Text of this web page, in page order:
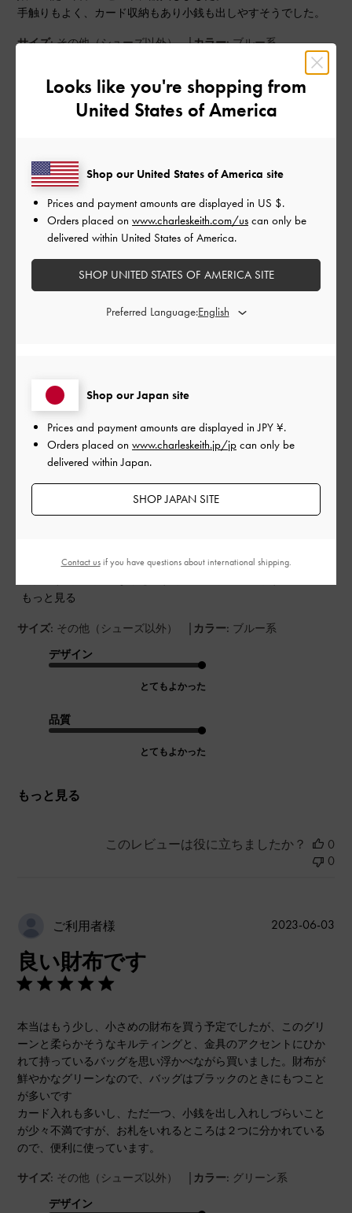
手触りもよく、カード収納もあり小銭も出しやすそうでした。
サイズ: その他（シューズ以外） |カラー: ブルー系
とてもよかった
もっと見る
このレビューは役に立ちましたか？
キルティングの柔らかそうな感じと金具のアクセントに魅かれ
て、グリーンとネイビーを買いました。ネイビーはいろいろな
的に小銭の出し入れが少々、しづらいところが惜しいかと。
それ以外は、カードはたくさん入るし（わたしには十分です）
思っていたのですが、デザインにひかれて購入しました。お財
もっと見る
サイズ: その他（シューズ以外） | カラー: ブルー系
デザイン
とてもよかった
品質
とてもよかった
もっと見る
このレビューは役に立ちましたか？
0
0
ご利用者様
良い財布です
本当はもう少し、小さめの財布を買う予定でしたが、このグリ
ーンと柔らかそうなキルティングと、金具のアクセントにひか
れて持っているバッグを思い浮かべながら買いました。財布が
鮮やかなグリーンなので、バッグはブラックのときにもつこと
が多いです
カード入れも多いし、ただ一つ、小銭を出し入れしづらいこと
が少々不満ですが、お札をいれるところは２つに分かれている
ので、便利に使っています。
サイズ: その他（シューズ以外） | カラー: グリーン系
デザイン
公
2023-06-03
Looks like you're shopping from
United States of America
Shop our Japan site
Prices and payment amounts are displayed inJPY ¥.
Orders placed on www.charleskeith.jp/jp can only be
delivered within Japan.
SHOP JAPAN SITE
Shop our United States of America site
Prices and payment amounts are displayed in US $.
Orders placed on www.charleskeith.com/us can only be
delivered within United States of America.
SHOP UNITED STATES OF AMERICA SITE
Preferred Language:
Contact usif you have questions about international shipping.